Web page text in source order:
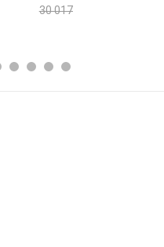
30 017